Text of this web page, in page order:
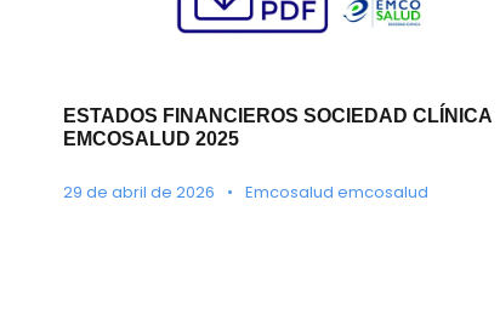
ESTADOS FINANCIEROS SOCIEDAD CLÍNICA
EMCOSALUD 2025
29 de abril de 2026 • Emcosalud emcosalud